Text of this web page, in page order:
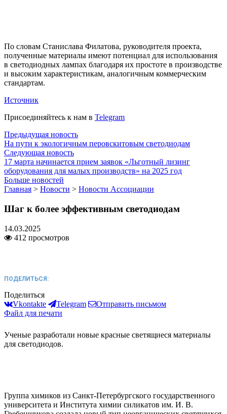
По словам Станислава Филатова, руководителя проекта,
полученные материалы имеют потенциал для использования
в светодиодных лампах благодаря их простоте в производстве
и высоким характеристикам, аналогичным коммерческим
стандартам.
Источник
Присоединяйтесь к нам в Telegram
Предыдущая новость
На пути к экологичным перовскитовым светодиодам
Следующая новость
17 марта начинается прием заявок «Льготный лизинг
оборудования для малых производств» на 2025 год
Больше новостей
Главная > Новости > Новости Ассоциации
Шаг к более эффективным светодиодам
14.03.2025
412 просмотров
ПОДЕЛИТЬСЯ:
Поделиться
Vkontakte
Telegram
Отправить письмом
Файл для печати
Ученые разработали новые красные светящиеся материалы
для светодиодов.
Группа химиков из Санкт-Петербургского государственного
университета и Института химии силикатов им. И. В.